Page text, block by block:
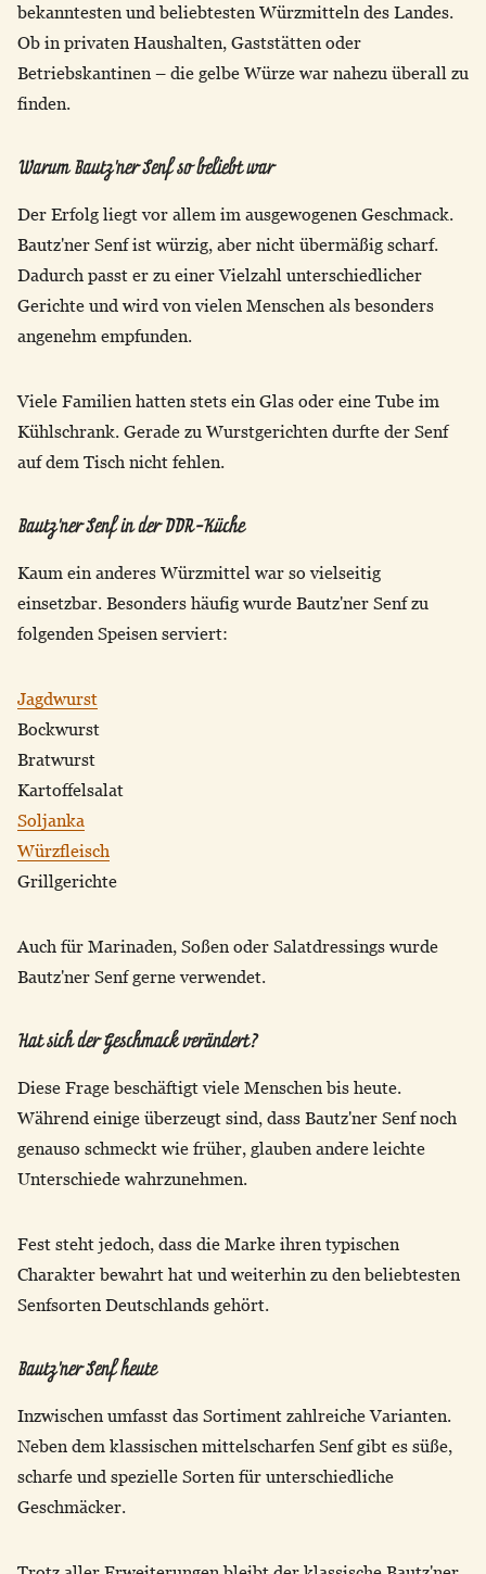
bekanntesten und beliebtesten Würzmitteln des Landes.
Ob in privaten Haushalten, Gaststätten oder
Betriebskantinen – die gelbe Würze war nahezu überall zu
finden.
Warum Bautz'ner Senf so beliebt war
Der Erfolg liegt vor allem im ausgewogenen Geschmack.
Bautz'ner Senf ist würzig, aber nicht übermäßig scharf.
Dadurch passt er zu einer Vielzahl unterschiedlicher
Gerichte und wird von vielen Menschen als besonders
angenehm empfunden.
Viele Familien hatten stets ein Glas oder eine Tube im
Kühlschrank. Gerade zu Wurstgerichten durfte der Senf
auf dem Tisch nicht fehlen.
Bautz'ner Senf in der DDR-Küche
Kaum ein anderes Würzmittel war so vielseitig
einsetzbar. Besonders häufig wurde Bautz'ner Senf zu
folgenden Speisen serviert:
Jagdwurst
Bockwurst
Bratwurst
Kartoffelsalat
Soljanka
Würzfleisch
Grillgerichte
Auch für Marinaden, Soßen oder Salatdressings wurde
Bautz'ner Senf gerne verwendet.
Hat sich der Geschmack verändert?
Diese Frage beschäftigt viele Menschen bis heute.
Während einige überzeugt sind, dass Bautz'ner Senf noch
genauso schmeckt wie früher, glauben andere leichte
Unterschiede wahrzunehmen.
Fest steht jedoch, dass die Marke ihren typischen
Charakter bewahrt hat und weiterhin zu den beliebtesten
Senfsorten Deutschlands gehört.
Bautz'ner Senf heute
Inzwischen umfasst das Sortiment zahlreiche Varianten.
Neben dem klassischen mittelscharfen Senf gibt es süße,
scharfe und spezielle Sorten für unterschiedliche
Geschmäcker.